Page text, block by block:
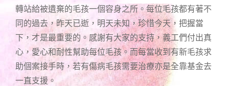
轉站給被遺棄的毛孩一個容身之所。每位毛孩都有著不
同的過去，昨天已逝，明天未知，珍惜今天，把握當
下，才是最重要的。感謝有大家的支持，義工們付出真
心，愛心和耐性幫助每位毛孩。而每當收到有新毛孩求
助個案接手時，若有傷病毛孩需要治療亦是全靠基金去
一直支援。